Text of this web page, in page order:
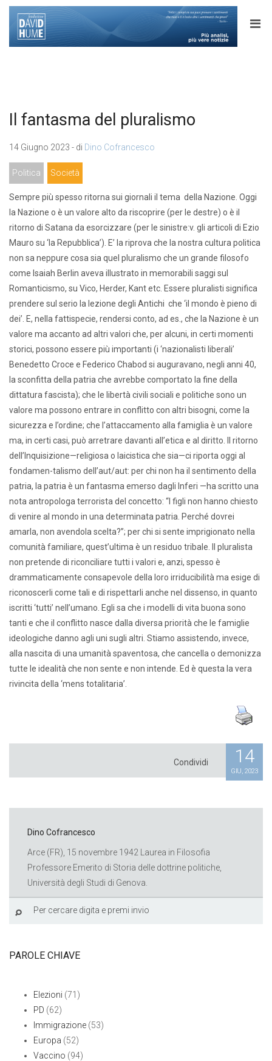
Il fantasma del pluralismo
14 Giugno 2023 - di Dino Cofrancesco
Politica Società
Sempre più spesso ritorna sui giornali il tema della Nazione. Oggi
la Nazione o è un valore alto da riscoprire (per le destre) o è il
ritorno di Satana da esorcizzare (per le sinistre:v. gli articoli di Ezio
Mauro su ‘la Repubblica’). E’ la riprova che la nostra cultura politica
non sa neppure cosa sia quel pluralismo che un grande filosofo
come Isaiah Berlin aveva illustrato in memorabili saggi sul
Romanticismo, su Vico, Herder, Kant etc. Essere pluralisti significa
prendere sul serio la lezione degli Antichi che ‘il mondo è pieno di
dei’. E, nella fattispecie, rendersi conto, ad es., che la Nazione è un
valore ma accanto ad altri valori che, per alcuni, in certi momenti
storici, possono essere più importanti (i ‘nazionalisti liberali’
Benedetto Croce e Federico Chabod si auguravano, negli anni 40,
la sconfitta della patria che avrebbe comportato la fine della
dittatura fascista); che le libertà civili sociali e politiche sono un
valore ma possono entrare in conflitto con altri bisogni, come la
sicurezza e l’ordine; che l’attaccamento alla famiglia è un valore
ma, in certi casi, può arretrare davanti all’etica e al diritto. Il ritorno
dell’Inquisizione—religiosa o laicistica che sia—ci riporta oggi al
fondamen-talismo dell’aut/aut: per chi non ha il sentimento della
patria, la patria è un fantasma emerso dagli Inferi —ha scritto una
nota antropologa terrorista del concetto: “I figli non hanno chiesto
di venire al mondo in una determinata patria. Perché dovrei
amarla, non avendola scelta?”; per chi si sente imprigionato nella
comunità familiare, quest’ultima è un residuo tribale. Il pluralista
non pretende di riconciliare tutti i valori e, anzi, spesso è
drammaticamente consapevole della loro irriducibilità ma esige di
riconoscerli come tali e di rispettarli anche nel dissenso, in quanto
iscritti ‘tutti’ nell’umano. Egli sa che i modelli di vita buona sono
tanti e che il conflitto nasce dalla diversa priorità che le famiglie
ideologiche danno agli uni sugli altri. Stiamo assistendo, invece,
alla nascita di una umanità spaventosa, che cancella o demonizza
tutte le idealità che non sente e non intende. Ed è questa la vera
rivincita della ‘mens totalitaria’.
Condividi 14
GIU, 2023
Dino Cofrancesco
Arce (FR), 15 novembre 1942 Laurea in Filosofia
Professore Emerito di Storia delle dottrine politiche,
Università degli Studi di Genova.
PAROLE CHIAVE
Elezioni (71)
PD (62)
Immigrazione (53)
Europa (52)
Vaccino (94)